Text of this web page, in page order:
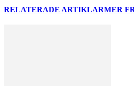
RELATERADE ARTIKLARMER